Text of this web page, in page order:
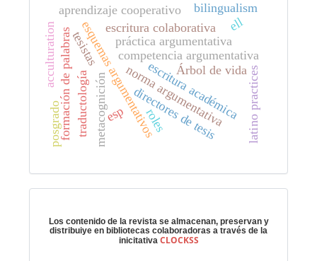
competencia argumentativa
esquemas argumentativosnorma argumentativa
práctica argumentativa
escritura colaborativa
aprendizaje cooperativo
metacognición escritura académica
directores de tesis
tesistas
Árbol de vida
formación de palabrastraductología
bilingualism
latino practices
acculturation
esp
ell
roles
posgrado
Los contenido de la revista se almacenan, preservan y
distribuiye en bibliotecas colaboradoras a través de la
inicitativa CLOCKSS